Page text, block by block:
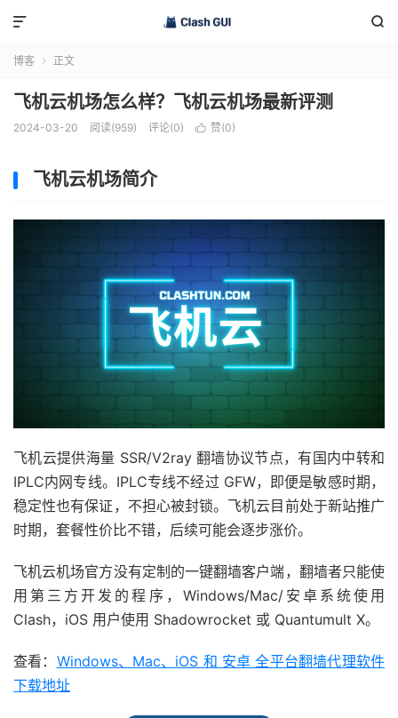


博客  正文
飞机云机场怎么样？飞机云机场最新评测
2024-03-20 阅读(959) 评论(0)  赞(0)
飞机云机场简介
飞机云提供海量 SSR/V2ray 翻墙协议节点，有国内中转和
IPLC内网专线。IPLC专线不经过 GFW，即便是敏感时期，
稳定性也有保证，不担心被封锁。飞机云目前处于新站推广
时期，套餐性价比不错，后续可能会逐步涨价。
飞机云机场官方没有定制的一键翻墙客户端，翻墙者只能使
用第三方开发的程序，Windows/Mac/安卓系统使用
Clash，iOS 用户使用 Shadowrocket 或 Quantumult X。
查看： Windows、Mac、iOS 和 安卓 全平台翻墙代理软件
下载地址